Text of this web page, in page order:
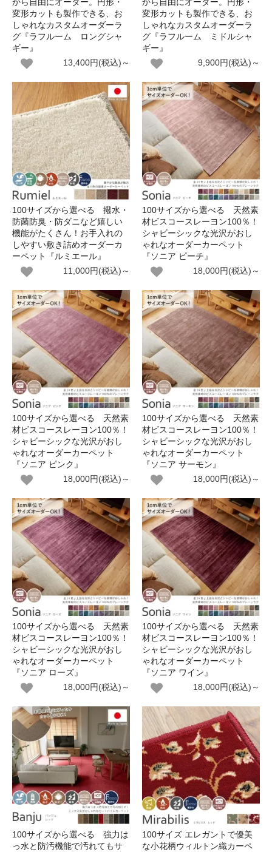
変形カットも製作できる、お
しゃれなカスタムオーダーラ
グ『ラフルーム ロングシャ
ギー』
13,400円(税込)～
変形カットも製作できる、お
しゃれなカスタムオーダーラ
グ『ラフルーム ミドルシャ
ギー』
9,900円(税込)～
100サイズから選べる 撥水・
防菌防臭・防ダニなど嬉しい
機能がたくさん！お手入れの
しやすい敷き詰めオーダーカ
ーペット『ルミエール』
11,000円(税込)～
100サイズから選べる 天然素
材ビスコースレーヨン100％！
シャビーシックな光沢がおし
ゃれなオーダーカーペット
『ソニア ピーチ』
18,000円(税込)～
100サイズから選べる 天然素
材ビスコースレーヨン100％！
シャビーシックな光沢がおし
ゃれなオーダーカーペット
『ソニア ピンク』
18,000円(税込)～
100サイズから選べる 天然素
材ビスコースレーヨン100％！
シャビーシックな光沢がおし
ゃれなオーダーカーペット
『ソニア サーモン』
18,000円(税込)～
100サイズから選べる 天然素
材ビスコースレーヨン100％！
シャビーシックな光沢がおし
ゃれなオーダーカーペット
『ソニア ローズ』
18,000円(税込)～
100サイズから選べる 天然素
材ビスコースレーヨン100％！
シャビーシックな光沢がおし
ゃれなオーダーカーペット
『ソニア ワイン』
18,000円(税込)～
100サイズから選べる 強力は
っ水と防汚機能で汚れてもサ
100サイズ エレガントで優美
な小花柄ウィルトン織カーペ